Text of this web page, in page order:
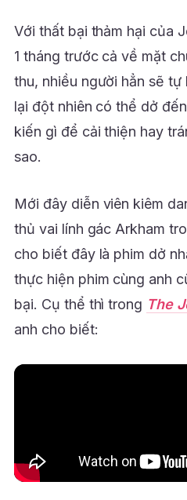
Với thất bại thảm hại của
1 tháng trước cả về mặt
thu, nhiều người hẳn sẽ tự
lại đột nhiên có thể dở
kiến gì để cải thiện hay
sao.
Mới đây diễn viên kiêm
thủ vai lính gác Arkham
cho biết đây là phim dở
thực hiện phim cùng anh
bại. Cụ thể thì trong The
anh cho biết: